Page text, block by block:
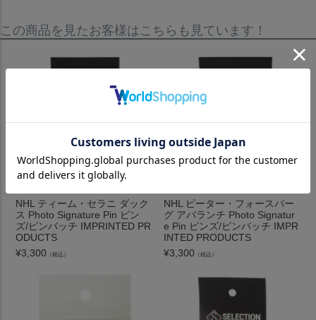
この商品を見たお客様はこちらも見ています！
NHL ティーム・セラニ ダック
ス Photo Signature Pin ピン
ズ/ピンバッチ IMPRINTED PR
ODUCTS
¥3,300 （税込）
NHL ピーター・フォースバー
グ アバランチ Photo Signatur
e Pin ピンズ/ピンバッチ IMPR
INTED PRODUCTS
¥3,300 （税込）